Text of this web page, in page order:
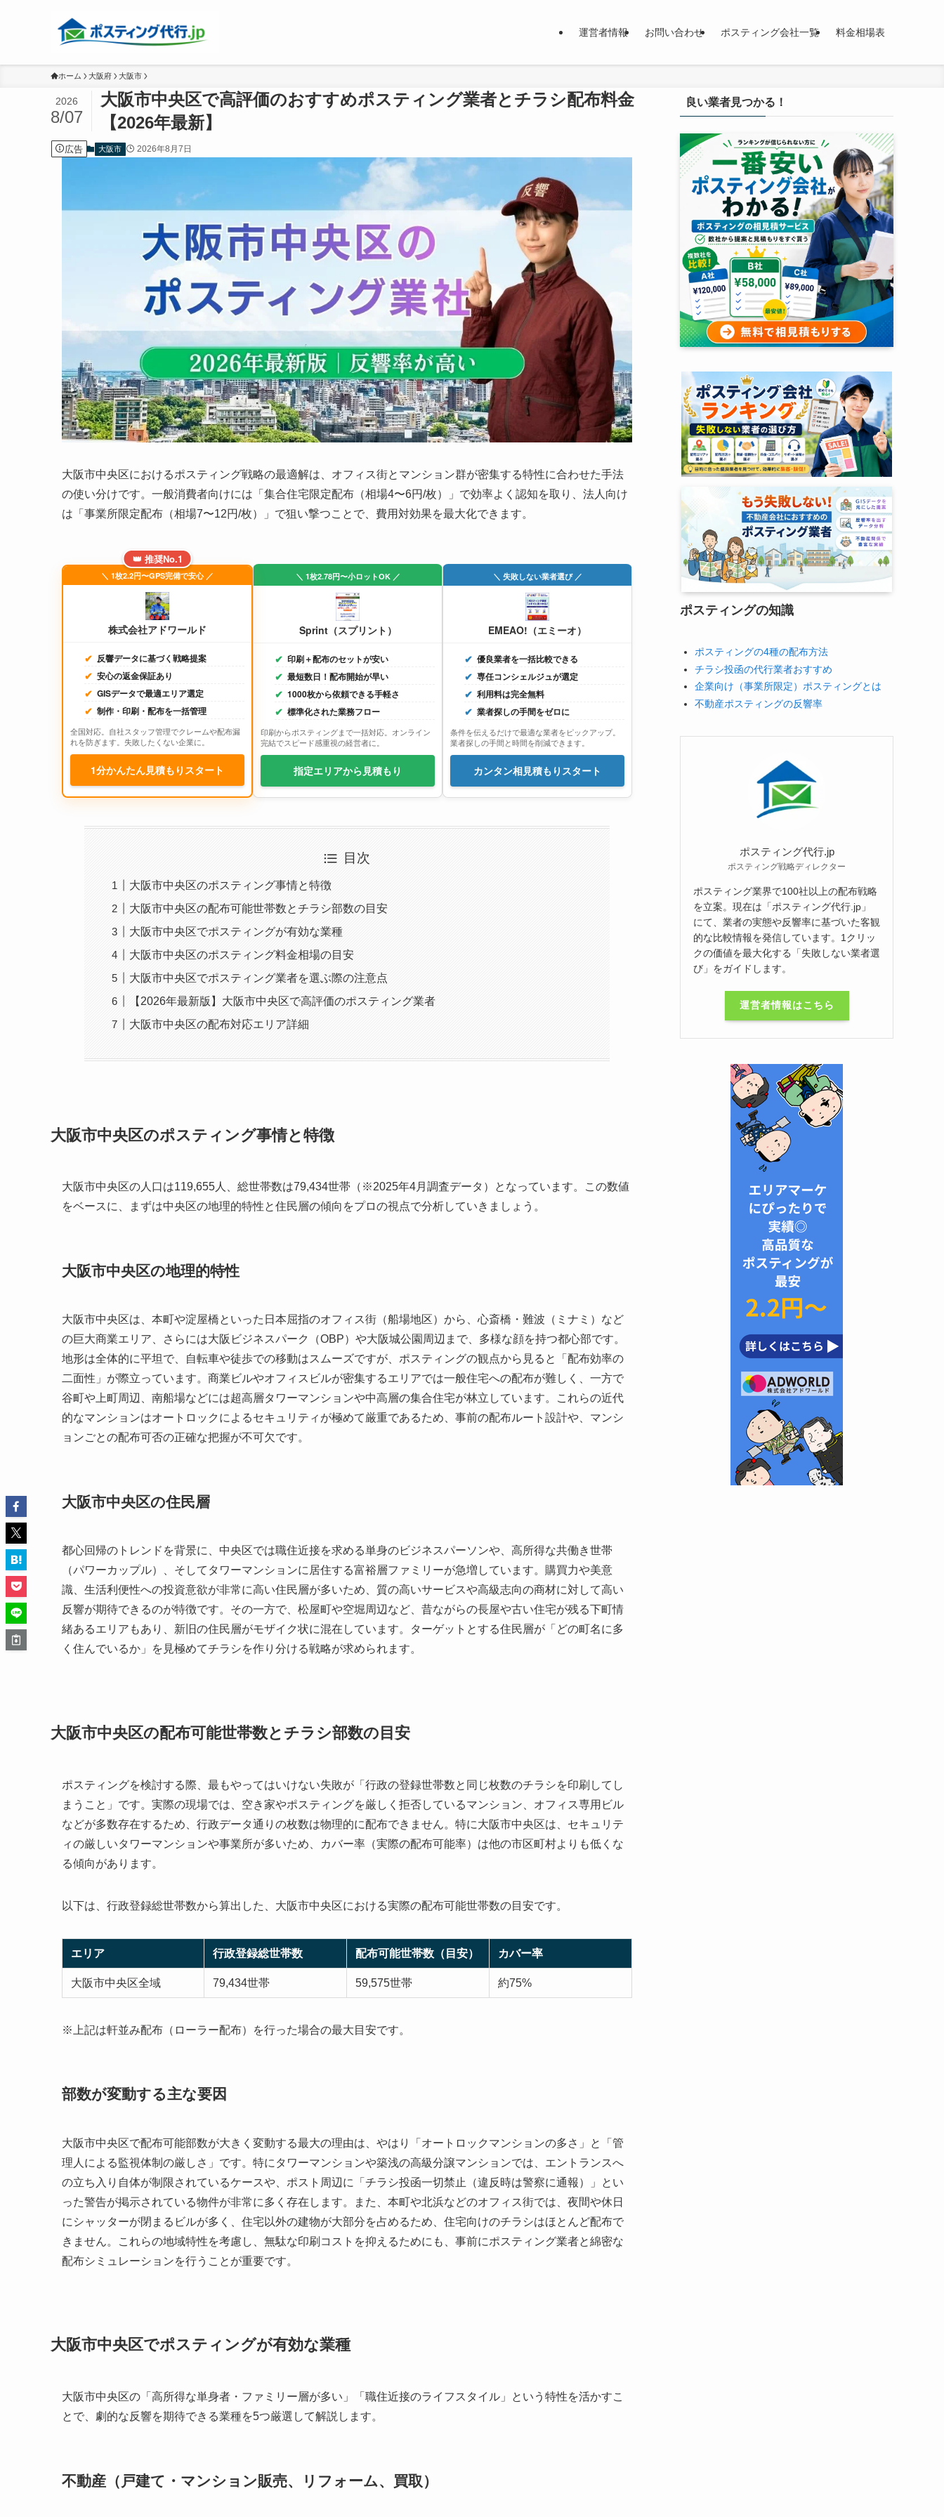
運営者情報 お問い合わせ ポスティング会社一覧 料金相場表
ホーム 大阪府 大阪市
大阪市中央区で高評価のおすすめポスティング業者とチラシ配布料金
【2026年最新】
2026
8/07
広告 大阪市 2026年8月7日
大阪市中央区におけるポスティング戦略の最適解は、オフィス街とマンション群が密集する特性に合わせた手法
の使い分けです。一般消費者向けには「集合住宅限定配布（相場4〜6円/枚）」で効率よく認知を取り、法人向け
は「事業所限定配布（相場7〜12円/枚）」で狙い撃つことで、費用対効果を最大化できます。
👑 推奨No.1
＼ 1枚2.2円〜GPS完備で安心 ／
株式会社アドワールド
反響データに基づく戦略提案
安心の返金保証あり
GISデータで最適エリア選定
制作・印刷・配布を一括管理
全国対応。自社スタッフ管理でクレームや配布漏
れを防ぎます。失敗したくない企業に。
1分かんたん見積もりスタート
＼ 1枚2.78円〜小ロットOK ／
Sprint（スプリント）
印刷＋配布のセットが安い
最短数日！配布開始が早い
1000枚から依頼できる手軽さ
標準化された業務フロー
印刷からポスティングまで一括対応。オンライン
完結でスピード感重視の経営者に。
指定エリアから見積もり
＼ 失敗しない業者選び ／
EMEAO!（エミーオ）
優良業者を一括比較できる
専任コンシェルジュが選定
利用料は完全無料
業者探しの手間をゼロに
条件を伝えるだけで最適な業者をピックアップ。
業者探しの手間と時間を削減できます。
カンタン相見積もりスタート
目次
大阪市中央区のポスティング事情と特徴
大阪市中央区の配布可能世帯数とチラシ部数の目安
大阪市中央区でポスティングが有効な業種
大阪市中央区のポスティング料金相場の目安
大阪市中央区でポスティング業者を選ぶ際の注意点
【2026年最新版】大阪市中央区で高評価のポスティング業者
大阪市中央区の配布対応エリア詳細
大阪市中央区のポスティング事情と特徴
大阪市中央区の人口は119,655人、総世帯数は79,434世帯（※2025年4月調査データ）となっています。この数値
をベースに、まずは中央区の地理的特性と住民層の傾向をプロの視点で分析していきましょう。
大阪市中央区の地理的特性
大阪市中央区は、本町や淀屋橋といった日本屈指のオフィス街（船場地区）から、心斎橋・難波（ミナミ）など
の巨大商業エリア、さらには大阪ビジネスパーク（OBP）や大阪城公園周辺まで、多様な顔を持つ都心部です。
地形は全体的に平坦で、自転車や徒歩での移動はスムーズですが、ポスティングの観点から見ると「配布効率の
二面性」が際立っています。商業ビルやオフィスビルが密集するエリアでは一般住宅への配布が難しく、一方で
谷町や上町周辺、南船場などには超高層タワーマンションや中高層の集合住宅が林立しています。これらの近代
的なマンションはオートロックによるセキュリティが極めて厳重であるため、事前の配布ルート設計や、マンシ
ョンごとの配布可否の正確な把握が不可欠です。
大阪市中央区の住民層
都心回帰のトレンドを背景に、中央区では職住近接を求める単身のビジネスパーソンや、高所得な共働き世帯
（パワーカップル）、そしてタワーマンションに居住する富裕層ファミリーが急増しています。購買力や美意
識、生活利便性への投資意欲が非常に高い住民層が多いため、質の高いサービスや高級志向の商材に対して高い
反響が期待できるのが特徴です。その一方で、松屋町や空堀周辺など、昔ながらの長屋や古い住宅が残る下町情
緒あるエリアもあり、新旧の住民層がモザイク状に混在しています。ターゲットとする住民層が「どの町名に多
く住んでいるか」を見極めてチラシを作り分ける戦略が求められます。
大阪市中央区の配布可能世帯数とチラシ部数の目安
ポスティングを検討する際、最もやってはいけない失敗が「行政の登録世帯数と同じ枚数のチラシを印刷してし
まうこと」です。実際の現場では、空き家やポスティングを厳しく拒否しているマンション、オフィス専用ビル
などが多数存在するため、行政データ通りの枚数は物理的に配布できません。特に大阪市中央区は、セキュリテ
ィの厳しいタワーマンションや事業所が多いため、カバー率（実際の配布可能率）は他の市区町村よりも低くな
る傾向があります。
以下は、行政登録総世帯数から算出した、大阪市中央区における実際の配布可能世帯数の目安です。
エリア 行政登録総世帯数 配布可能世帯数（目安） カバー率
大阪市中央区全域 79,434世帯 59,575世帯 約75%
※上記は軒並み配布（ローラー配布）を行った場合の最大目安です。
部数が変動する主な要因
大阪市中央区で配布可能部数が大きく変動する最大の理由は、やはり「オートロックマンションの多さ」と「管
理人による監視体制の厳しさ」です。特にタワーマンションや築浅の高級分譲マンションでは、エントランスへ
の立ち入り自体が制限されているケースや、ポスト周辺に「チラシ投函一切禁止（違反時は警察に通報）」とい
った警告が掲示されている物件が非常に多く存在します。また、本町や北浜などのオフィス街では、夜間や休日
にシャッターが閉まるビルが多く、住宅以外の建物が大部分を占めるため、住宅向けのチラシはほとんど配布で
きません。これらの地域特性を考慮し、無駄な印刷コストを抑えるためにも、事前にポスティング業者と綿密な
配布シミュレーションを行うことが重要です。
大阪市中央区でポスティングが有効な業種
大阪市中央区の「高所得な単身者・ファミリー層が多い」「職住近接のライフスタイル」という特性を活かすこ
とで、劇的な反響を期待できる業種を5つ厳選して解説します。
不動産（戸建て・マンション販売、リフォーム、買取）
良い業者見つかる！
ポスティングの知識
ポスティングの4種の配布方法
チラシ投函の代行業者おすすめ
企業向け（事業所限定）ポスティングとは
不動産ポスティングの反響率
ポスティング代行.jp
ポスティング戦略ディレクター
ポスティング業界で100社以上の配布戦略
を立案。現在は「ポスティング代行.jp」
にて、業者の実態や反響率に基づいた客観
的な比較情報を発信しています。1クリッ
クの価値を最大化する「失敗しない業者選
び」をガイドします。
運営者情報はこちら